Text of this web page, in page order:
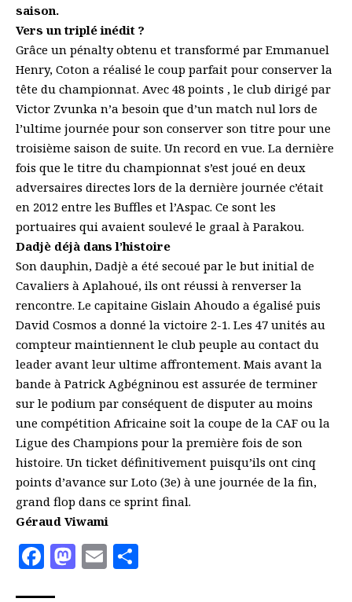
saison.
Vers un triplé inédit ?
Grâce un pénalty obtenu et transformé par Emmanuel
Henry, Coton a réalisé le coup parfait pour conserver la
tête du championnat. Avec 48 points , le club dirigé par
Victor Zvunka n’a besoin que d’un match nul lors de
l’ultime journée pour son conserver son titre pour une
troisième saison de suite. Un record en vue. La dernière
fois que le titre du championnat s’est joué en deux
adversaires directes lors de la dernière journée c’était
en 2012 entre les Buffles et l’Aspac. Ce sont les
portuaires qui avaient soulevé le graal à Parakou.
Dadjè déjà dans l’histoire
Son dauphin, Dadjè a été secoué par le but initial de
Cavaliers à Aplahoué, ils ont réussi à renverser la
rencontre. Le capitaine Gislain Ahoudo a égalisé puis
David Cosmos a donné la victoire 2-1. Les 47 unités au
compteur maintiennent le club peuple au contact du
leader avant leur ultime affrontement. Mais avant la
bande à Patrick Agbégninou est assurée de terminer
sur le podium par conséquent de disputer au moins
une compétition Africaine soit la coupe de la CAF ou la
Ligue des Champions pour la première fois de son
histoire. Un ticket définitivement puisqu’ils ont cinq
points d’avance sur Loto (3e) à une journée de la fin,
grand flop dans ce sprint final.
Géraud Viwami
Facebook
Mastodon
Email